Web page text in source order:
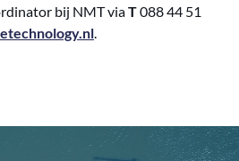
bij NMT viaT088 44 51
.